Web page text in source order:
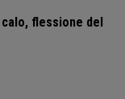
flessione del